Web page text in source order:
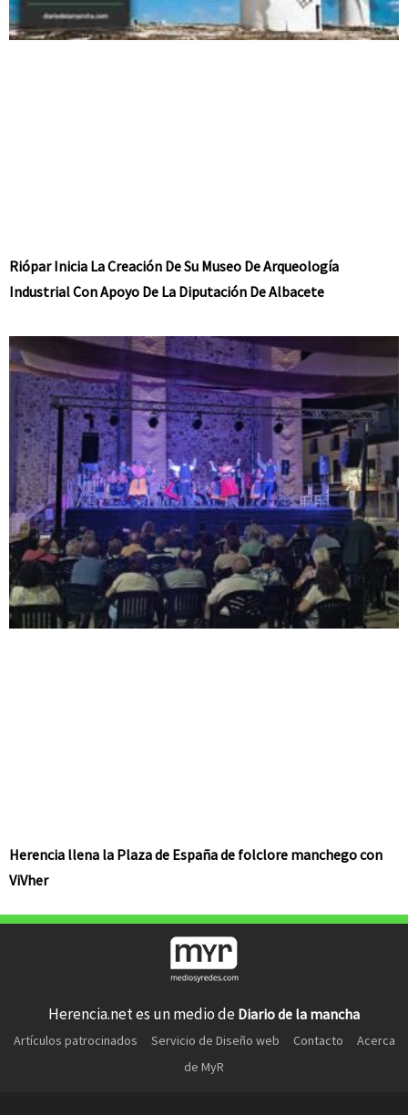
Riópar Inicia La Creación De Su Museo De Arqueología
Industrial Con Apoyo De La Diputación De Albacete
Herencia llena la Plaza de España de folclore manchego con
ViVher
Herencia.net es un medio de Diario de la mancha
Artículos patrocinados Servicio de Diseño web Contacto
Acerca
de MyR